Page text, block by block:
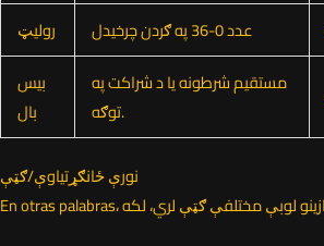
رولیټ
عدد 0-36 په ګردن چرخیدل
بیس
بال
مستقیم شرطونه یا د شراکت په
توګه.
نورې ځانګړتیاوې/ګټې